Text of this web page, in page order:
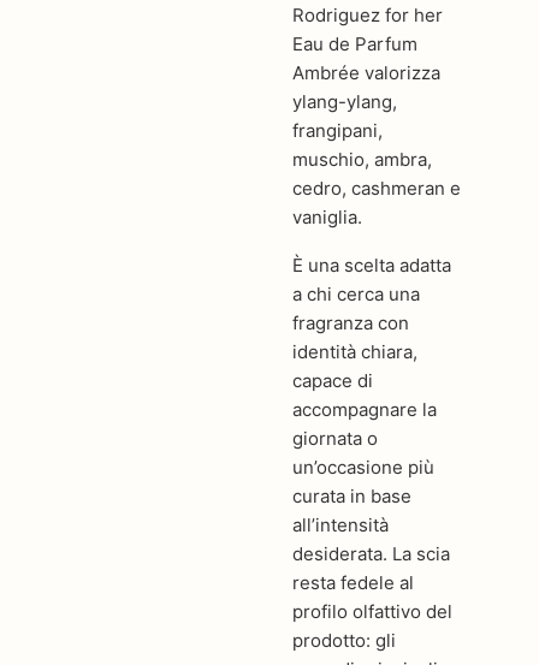
Rodriguez for her
Eau de Parfum
Ambrée valorizza
ylang-ylang,
frangipani,
muschio, ambra,
cedro, cashmeran e
vaniglia.
È una scelta adatta
a chi cerca una
fragranza con
identità chiara,
capace di
accompagnare la
giornata o
un’occasione più
curata in base
all’intensità
desiderata. La scia
resta fedele al
profilo olfattivo del
prodotto: gli